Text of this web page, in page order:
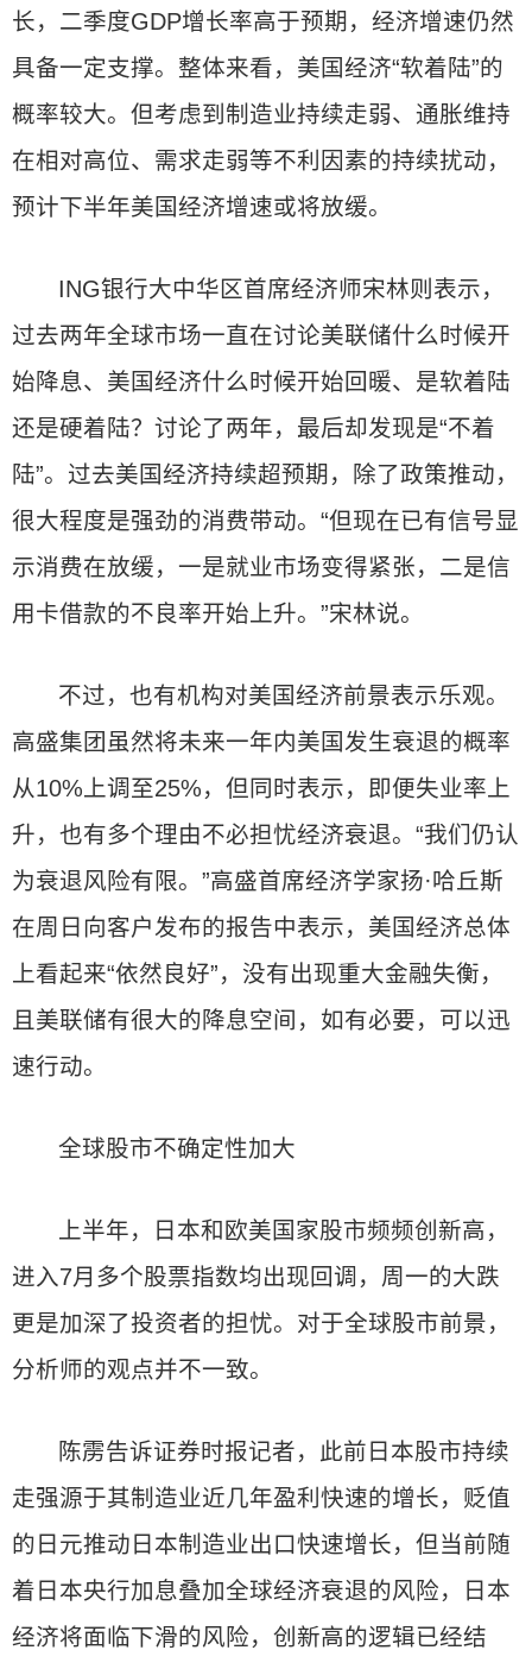
长，二季度GDP增长率高于预期，经济增速仍然
具备一定支撑。整体来看，美国经济“软着陆”的
概率较大。但考虑到制造业持续走弱、通胀维持
在相对高位、需求走弱等不利因素的持续扰动，
预计下半年美国经济增速或将放缓。
ING银行大中华区首席经济师宋林则表示，
过去两年全球市场一直在讨论美联储什么时候开
始降息、美国经济什么时候开始回暖、是软着陆
还是硬着陆？讨论了两年，最后却发现是“不着
陆”。过去美国经济持续超预期，除了政策推动，
很大程度是强劲的消费带动。“但现在已有信号显
示消费在放缓，一是就业市场变得紧张，二是信
用卡借款的不良率开始上升。”宋林说。
不过，也有机构对美国经济前景表示乐观。
高盛集团虽然将未来一年内美国发生衰退的概率
从10%上调至25%，但同时表示，即便失业率上
升，也有多个理由不必担忧经济衰退。“我们仍认
为衰退风险有限。”高盛首席经济学家扬·哈丘斯
在周日向客户发布的报告中表示，美国经济总体
上看起来“依然良好”，没有出现重大金融失衡，
且美联储有很大的降息空间，如有必要，可以迅
速行动。
全球股市不确定性加大
上半年，日本和欧美国家股市频频创新高，
进入7月多个股票指数均出现回调，周一的大跌
更是加深了投资者的担忧。对于全球股市前景，
分析师的观点并不一致。
陈雳告诉证券时报记者，此前日本股市持续
走强源于其制造业近几年盈利快速的增长，贬值
的日元推动日本制造业出口快速增长，但当前随
着日本央行加息叠加全球经济衰退的风险，日本
经济将面临下滑的风险，创新高的逻辑已经结